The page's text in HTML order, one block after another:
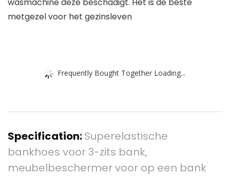
wasmachine deze beschadigt. Het is de beste
metgezel voor het gezinsleven
Frequently Bought Together Loading...
Specification:Superelastische
bankhoes voor 3-zits bank,
meubelbeschermer voor op een bank